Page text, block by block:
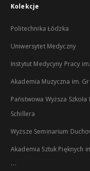
Kolekcje
Politechnika Łódzka
Uniwersytet Medyczny
Instytut Medycyny Pracy
Akademia Muzyczna im.
Państwowa Wyższa
Schillera
Wyższe Seminarium
Akademia Sztuk Pięknych
...